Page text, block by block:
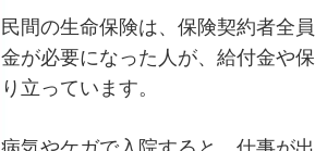
民間の生命保険は、保険契約者全
金が必要になった人が、給付金や
り立っています。